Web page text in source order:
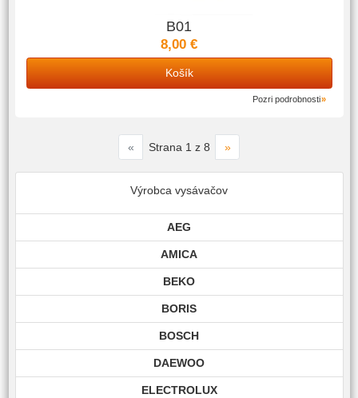
B01
8,00 €
Košík
Pozri podrobnosti
« Strana 1 z 8 »
Výrobca vysávačov
AEG
AMICA
BEKO
BORIS
BOSCH
DAEWOO
ELECTROLUX